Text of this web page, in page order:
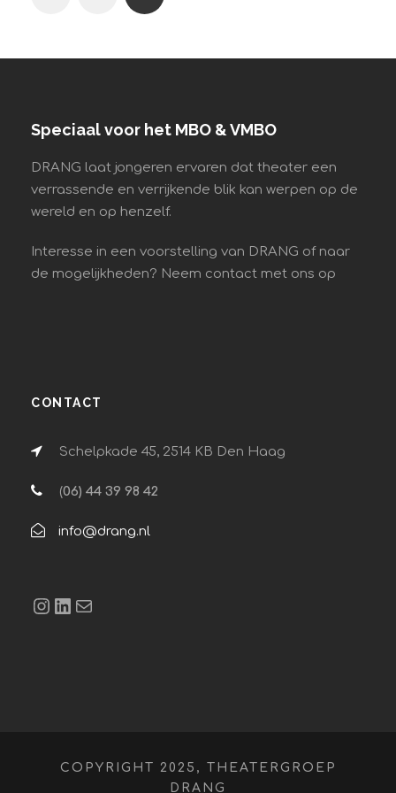
Speciaal voor het MBO & VMBO
DRANG laat jongeren ervaren dat theater een
verrassende en verrijkende blik kan werpen op de
wereld en op henzelf.
Interesse in een voorstelling van DRANG of naar
de mogelijkheden? Neem contact met ons op
CONTACT
Schelpkade 45, 2514 KB Den Haag
(06) 44 39 98 42
info@drang.nl
Instagram LinkedIn E-mail
COPYRIGHT 2025, THEATERGROEP
DRANG